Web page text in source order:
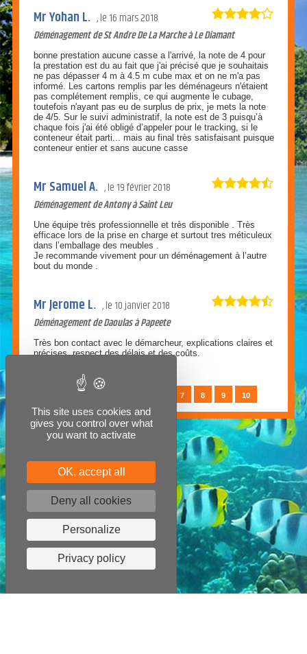
This site uses cookies and
gives you control over what
you want to activate
OK, accept all
Deny all cookies
Personalize
Privacy policy
Mr Yohan L. le 16 mars 2018
Déménagement de St Andre De La Marche à Le Diamant
bonne prestation aucune casse a l'arrivé, la note de 4 pour
la prestation est du au fait que j'ai précisé que je souhaitais
ne pas dépasser 4 m à 4.5 m cube max et on ne m'a pas
informé. Les cartons remplis par les déménageurs n'étaient
pas complétement remplis, ce qui augmente le cubage,
toutefois n'ayant pas eu de surplus de prix, je mets la note
de 4/5. Sur le suivi administratif, la note est de 3 puisqu’à
chaque fois j'ai été obligé d’appeler pour le tracking, si le
conteneur était parti... mais au final très satisfaisant puisque
conteneur entier et sans aucune casse
Mr Samuel A. le 19 février 2018
Déménagement de Antony à Saint Leu
Une équipe très professionnelle et très disponible . Très
efficace lors de la prise en charge et surtout tres méticuleux
dans l’emballage des meubles .
Je recommande vivement pour un déménagement à l’autre
bout du monde .
Mr Jerome L. le 10 janvier 2018
Déménagement de Daoulas à Papeete
Très bon contact avec le démarcheur, explications claires et
précises, respect des délais et des coûts.
7 8 9 10